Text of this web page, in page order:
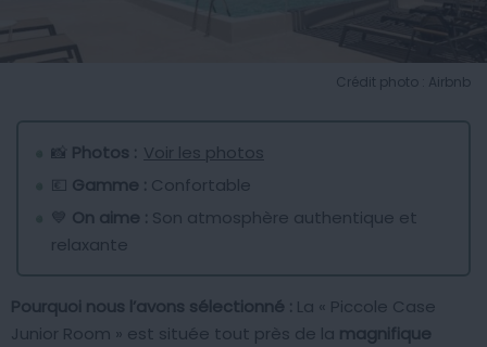
Crédit photo : Airbnb
📸 Photos : Voir les photos
💶 Gamme : Confortable
💙 On aime : Son atmosphère authentique et
relaxante
Pourquoi nous l’avons sélectionné : La « Piccole Case
Junior Room » est située tout près de la magnifique